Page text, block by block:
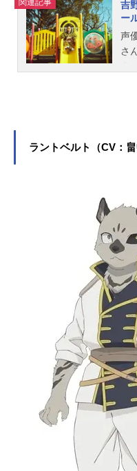
関連記事
吉
ー
声
さ
ス
ラントベルト（CV：畠